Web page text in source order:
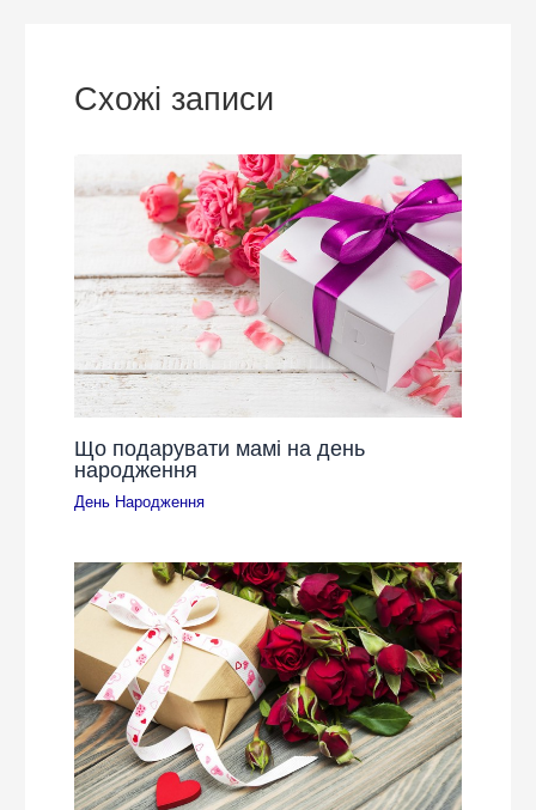
Схожі записи
Що подарувати мамі на день
народження
День Народження